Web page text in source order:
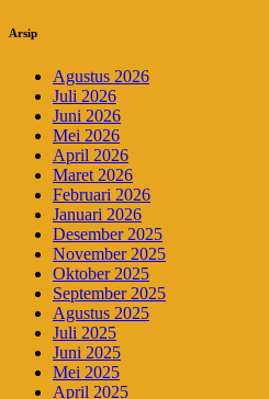
Arsip
Agustus 2026
Juli 2026
Juni 2026
Mei 2026
April 2026
Maret 2026
Februari 2026
Januari 2026
Desember 2025
November 2025
Oktober 2025
September 2025
Agustus 2025
Juli 2025
Juni 2025
Mei 2025
April 2025